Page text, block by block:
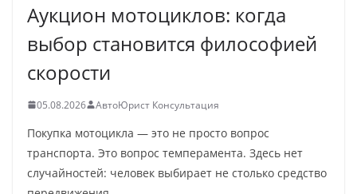
Аукцион мотоциклов: когда
выбор становится философией
скорости
05.08.2026 АвтоЮрист Консультация
Покупка мотоцикла — это не просто вопрос
транспорта. Это вопрос темперамента. Здесь нет
случайностей: человек выбирает не столько средство